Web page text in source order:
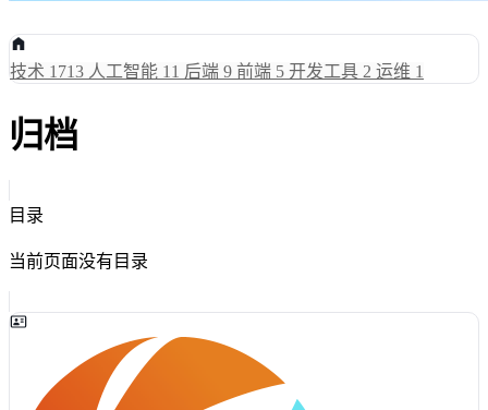
技术 1713 人工智能 11 后端 9 前端 5 开发工具 2 运维 1
归档
目录
当前页面没有目录